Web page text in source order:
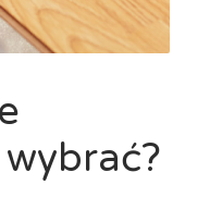
wykładzina